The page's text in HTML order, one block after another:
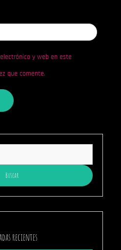
y web en este
que comente.
recientes